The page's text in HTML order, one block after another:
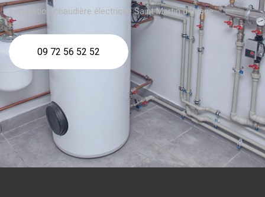
Installation chaudière électrique Saint Martin d'Uriage
09 72 56 52 52